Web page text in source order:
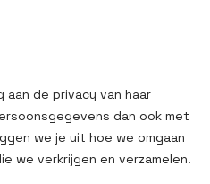
aan de privacy van haar
dan ook met
we je uit hoe we omgaan
we verkrijgen en verzamelen.